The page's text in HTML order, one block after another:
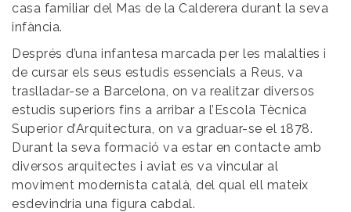
casa familiar del Mas de la Calderera durant la seva
infància.
Després d’una infantesa marcada per les malalties i
de cursar els seus estudis essencials a Reus, va
traslladar-se a Barcelona, on va realitzar diversos
estudis superiors fins a arribar a l’Escola Tècnica
Superior d’Arquitectura, on va graduar-se el 1878.
Durant la seva formació va estar en contacte amb
diversos arquitectes i aviat es va vincular al
moviment modernista català, del qual ell mateix
esdevindria una figura cabdal.